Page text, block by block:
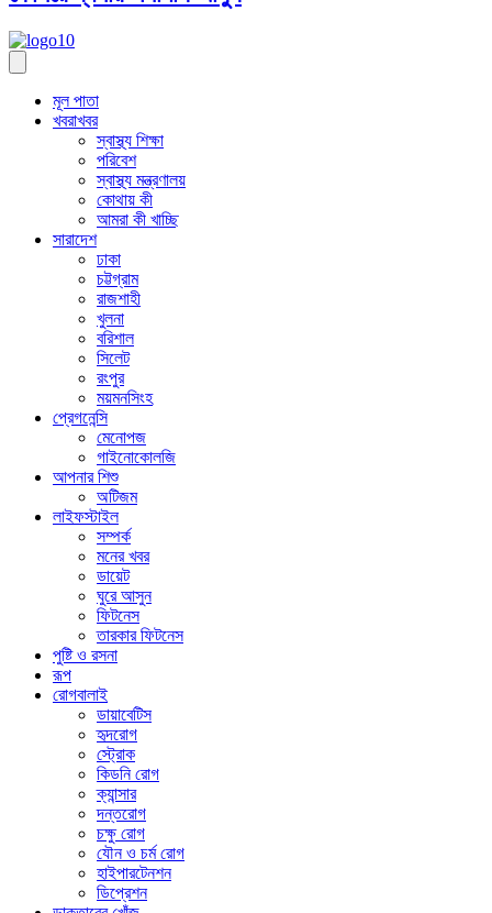
মূল পাতা
খবরাখবর
স্বাস্থ্য শিক্ষা
পরিবেশ
স্বাস্থ্য মন্ত্রণালয়
কোথায় কী
আমরা কী খাচ্ছি
সারাদেশ
ঢাকা
চট্টগ্রাম
রাজশাহী
খুলনা
বরিশাল
সিলেট
রংপুর
ময়মনসিংহ
প্রেগনেন্সি
মেনোপজ
গাইনোকোলজি
আপনার শিশু
অটিজম
লাইফস্টাইল
সম্পর্ক
মনের খবর
ডায়েট
ঘুরে আসুন
ফিটনেস
তারকার ফিটনেস
পুষ্টি ও রসনা
রূপ
রোগবালাই
ডায়াবেটিস
হৃদরোগ
স্ট্রোক
কিডনি রোগ
ক্যান্সার
দন্তরোগ
চক্ষু রোগ
যৌন ও চর্ম রোগ
হাইপারটেনশন
ডিপ্রেশন